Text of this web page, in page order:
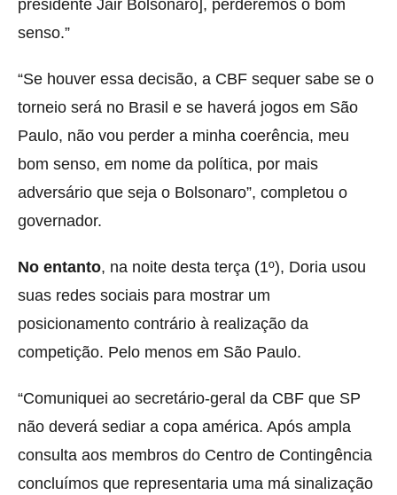
presidente Jair Bolsonaro], perderemos o bom
senso.”
“Se houver essa decisão, a CBF sequer sabe se o
torneio será no Brasil e se haverá jogos em São
Paulo, não vou perder a minha coerência, meu
bom senso, em nome da política, por mais
adversário que seja o Bolsonaro”, completou o
governador.
No entanto, na noite desta terça (1º), Doria usou
suas redes sociais para mostrar um
posicionamento contrário à realização da
competição. Pelo menos em São Paulo.
“Comuniquei ao secretário-geral da CBF que SP
não deverá sediar a copa américa. Após ampla
consulta aos membros do Centro de Contingência
concluímos que representaria uma má sinalização